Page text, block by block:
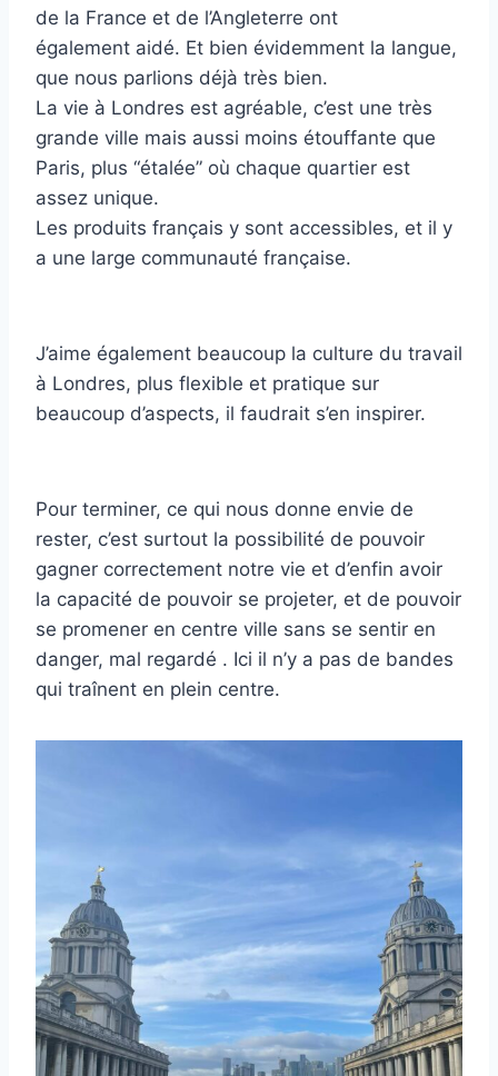
de la France et de l’Angleterre ont
également aidé. Et bien évidemment la langue,
que nous parlions déjà très bien.
La vie à Londres est agréable, c’est une très
grande ville mais aussi moins étouffante que
Paris, plus “étalée” où chaque quartier est
assez unique.
Les produits français y sont accessibles, et il y
a une large communauté française.
J’aime également beaucoup la culture du travail
à Londres, plus flexible et pratique sur
beaucoup d’aspects, il faudrait s’en inspirer.
Pour terminer, ce qui nous donne envie de
rester, c’est surtout la possibilité de pouvoir
gagner correctement notre vie et d’enfin avoir
la capacité de pouvoir se projeter, et de pouvoir
se promener en centre ville sans se sentir en
danger, mal regardé . Ici il n’y a pas de bandes
qui traînent en plein centre.